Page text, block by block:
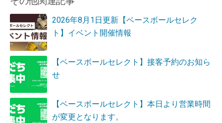
2026年8月1日更新【ベースボールセレク
ト】イベント開催情報
【ベースボールセレクト】接客予約のお知ら
せ
【ベースボールセレクト】本日より営業時間
が変更となります。